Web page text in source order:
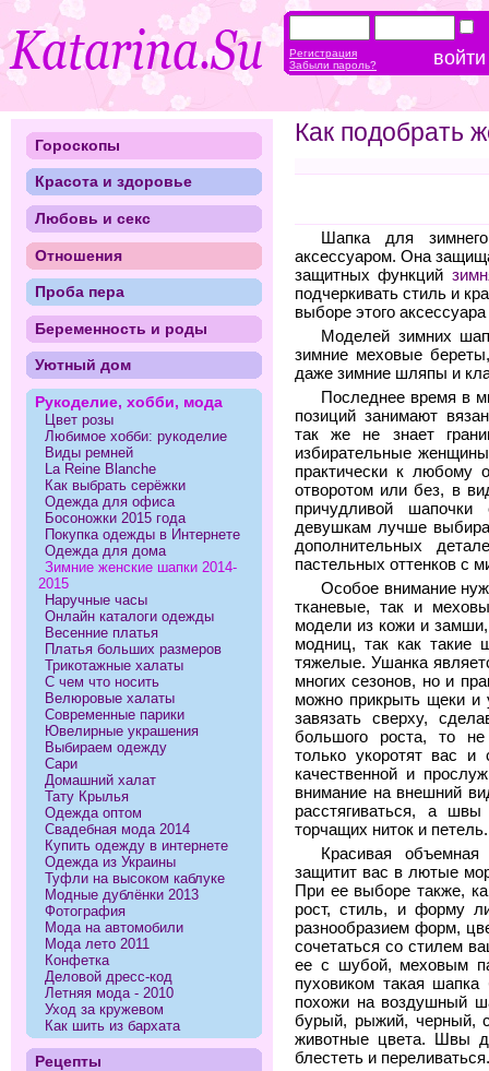
Как подобрать
Шапка для
аксессуаром. Она
защитных функций
подчеркивать стиль и
выборе этого
Моделей зимних
зимние меховые
даже зимние шляпы и
Последнее время в
позиций занимают
так же не знает
избирательные
практически к любому
отворотом или без, в
причудливой
девушкам лучше
дополнительных
пастельных оттенков с
Особое внимание
тканевые, так и
модели из кожи и
модниц, так как такие
тяжелые. Ушанка
многих сезонов, но и
можно прикрыть щеки и
завязать сверху,
большого роста, то
только укоротят вас
качественной и
внимание на внешний
расстягиваться, а
торчащих ниток и
Красивая
защитит вас в лютые
При ее выборе также,
рост, стиль, и форму
разнообразием форм,
сочетаться со стилем
ее с шубой, меховым
пуховиком такая
похожи на воздушный
бурый, рыжий, черный,
животные цвета. Швы
блестеть и
Гороскопы
Красота и здоровье
Любовь и секс
Отношения
Проба пера
Беременность и роды
Уютный дом
Рукоделие, хобби, мода
Цвет розы
Любимое хобби: рукоделие
Виды ремней
La Reine Blanche
Как выбрать серёжки
Одежда для офиса
Босоножки 2015 года
Покупка одежды в Интернете
Одежда для дома
Зимние женские шапки 2014-
2015
Наручные часы
Онлайн каталоги одежды
Весенние платья
Платья больших размеров
Трикотажные халаты
С чем что носить
Велюровые халаты
Современные парики
Ювелирные украшения
Выбираем одежду
Сари
Домашний халат
Тату Крылья
Одежда оптом
Свадебная мода 2014
Купить одежду в интернете
Одежда из Украины
Туфли на высоком каблуке
Модные дублёнки 2013
Фотография
Мода на автомобили
Мода лето 2011
Конфетка
Деловой дресс-код
Летняя мода - 2010
Уход за кружевом
Как шить из бархата
Рецепты
Регистрация
Забыли пароль?